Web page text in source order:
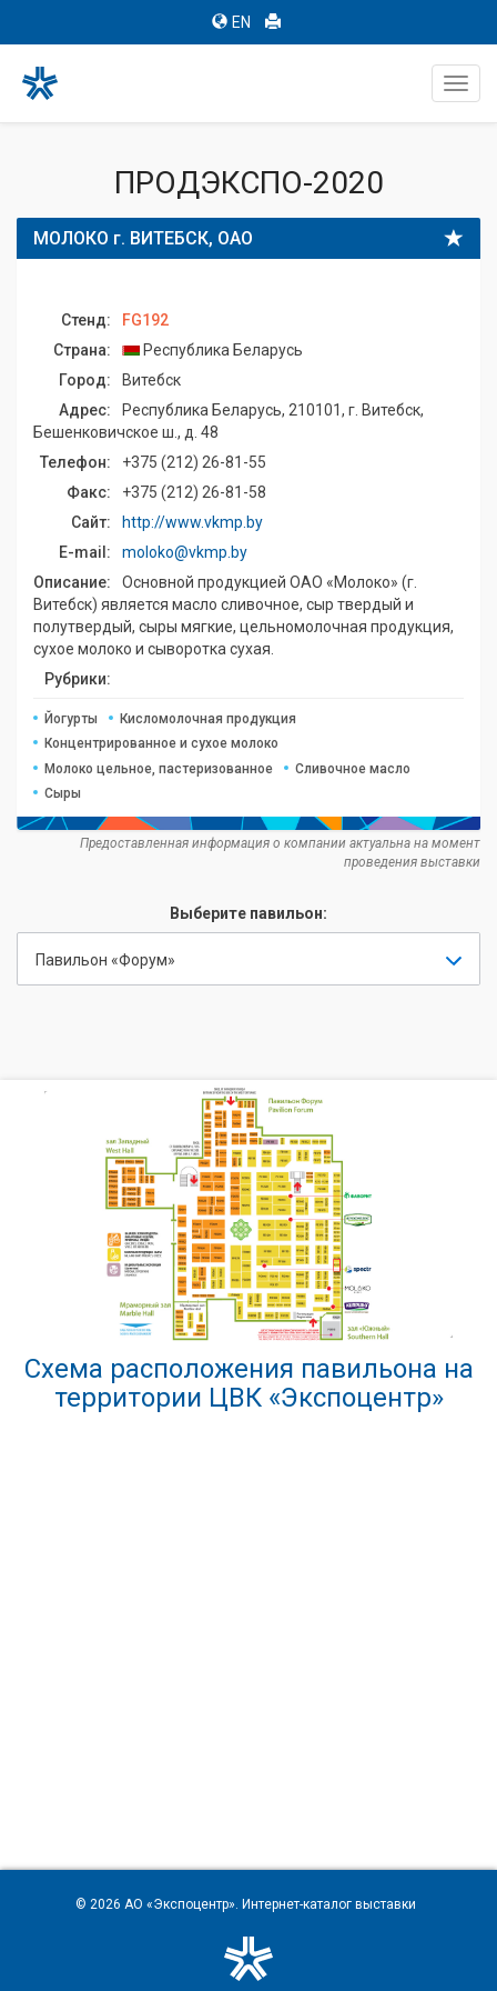
EN
ПРОДЭКСПО-2020
МОЛОКО г. ВИТЕБСК, ОАО
Стенд:
FG192
Страна:
Республика Беларусь
Город:
Витебск
Адрес:
Республика Беларусь, 210101, г. Витебск,
Бешенковичское ш., д. 48
Телефон:
+375 (212) 26-81-55
Факс:
+375 (212) 26-81-58
Сайт:
http://www.vkmp.by
E-mail:
moloko@vkmp.by
Описание:
Основной продукцией ОАО «Молоко» (г.
Витебск) является масло сливочное, сыр твердый и
полутвердый, сыры мягкие, цельномолочная продукция,
сухое молоко и сыворотка сухая.
Рубрики:
Йогурты
Кисломолочная продукция
Концентрированное и сухое молоко
Молоко цельное, пастеризованное
Сливочное масло
Сыры
Предоставленная информация о компании актуальна на момент
проведения выставки
Выберите павильон:
Павильон «Форум»
Схема расположения павильона на
территории ЦВК «Экспоцентр»
© 2026 АО «Экспоцентр». Интернет-каталог выставки